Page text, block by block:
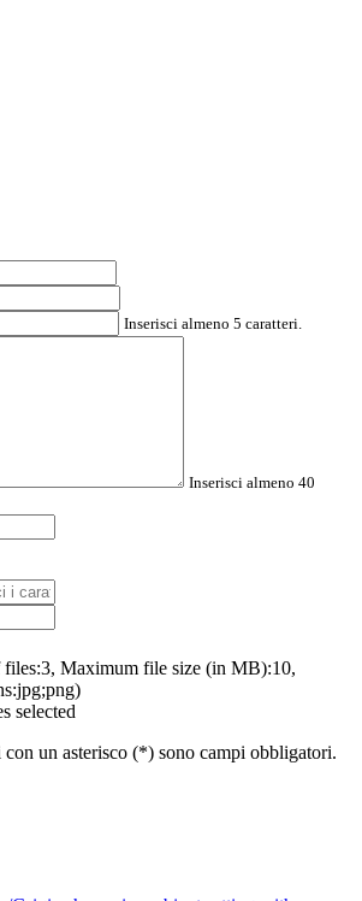
Inserisci almeno 5 caratteri.
Inserisci almeno 40
Maximum file size (in MB):10,
selected
con un asterisco (*) sono campi obbligatori.